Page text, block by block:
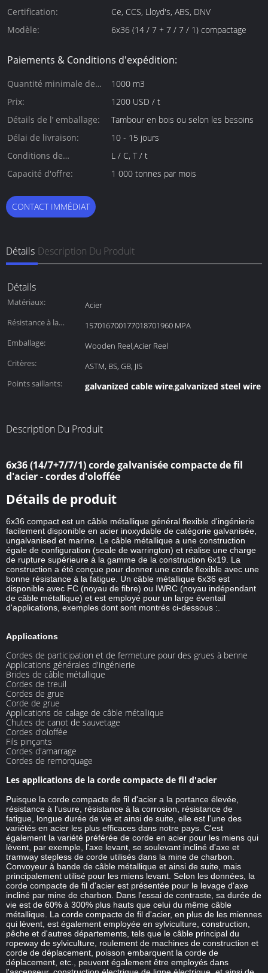
Certification:
Ce, CCS, Lloyd's, ABS, DNV
Modèle:
6x36 (14 / 7 + 7 / 7 / 1) compactage
Paiements & Conditions d'expédition:
Quantité minimale de
commande:
1000 m3
Prix:
1200 USD / t
Détails de l’ emballage:
Tambour en bois ou selon les besoins
Délai de livraison:
10 - 15 jours
Conditions de
paiement:
L / C, T / t
Capacité d'offre:
1 000 tonnes par mois
CONTACT IMMÉDIAT
Détails Description Du Produit
Détails
Matériaux:
Acier
Résistance à la
157016700177018701960 MPA
Emballage:
Wooden Reel,Acier Reel
Critères:
ASTM, BS, GB, JIS
Points saillants:
galvanized cable wire,galvanized steel wire
Description Du Produit
6x36 (14/7+7/7/1) corde galvanisée compacte de fil
d'acier - cordes d'oloffée
Détails de produit
6x36 compact est un câble métallique général flexible d'ingénierie
facilement disponible en acier inoxydable de catégorie galvanisée,
ungalvanised et marine. Le câble métallique a une construction
égale de configuration (seale de warrington) et réalise une charge
de rupture supérieure à la gamme de la construction 6x19. La
construction a été conçue pour donner une corde flexible avec une
bonne résistance à la fatigue. Un câble métallique 6x36 est
disponible avec FC (noyau de fibre) ou IWRC (noyau indépendant
de câble métallique) et est employé pour un large éventail
d'applications, exemples dont sont montrés ci-dessous :.
Applications
Cordes de participation et de fermeture pour des grues à benne
Applications générales d'ingénierie
Brides de câble métallique
Cordes de treuil
Cordes de grue
Corde de grue
Applications de calage de câble métallique
Chutes de canot de sauvetage
Cordes d'oloffée
Fils pinçants
Cordes d'amarrage
Cordes de remorquage
Les applications de la corde compacte de fil d'acier
Puisque la corde compacte de fil d'acier a la portance élevée,
résistance à l'usure, résistance à la corrosion, résistance de
fatigue, longue durée de vie et ainsi de suite, elle est l'une des
variétés en acier les plus efficaces dans notre pays. C'est
également la variété préférée de corde en acier pour les miens qui
lèvent, par exemple, l'axe levant, se soulevant incliné d'axe et
tramway stepless de corde utilisés dans la mine de charbon.
Convoyeur à bande de câble métallique et ainsi de suite, mais
principalement utilisé pour les miens levant. Selon les données, la
corde compacte de fil d'acier est présentée pour le levage d'axe
incliné par mine de charbon. Dans l'essai de contraste, sa durée de
vie est de 60% à 300% plus hauts que celui du même câble
métallique. La corde compacte de fil d'acier, en plus de les miennes
qui lèvent, est également employée en sylviculture, construction,
pêche et d'autres départements, tels que le câble principal du
ropeway de sylviculture, roulement de machines de construction et
corde de déplacement, poisson embarquent la corde de
déplacement, etc., peuvent également être employés dans